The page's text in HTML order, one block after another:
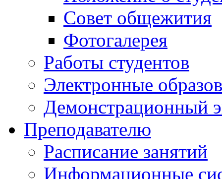
Совет общежития
Фотогалерея
Работы студентов
Электронные
Демонстрационный
Преподавателю
Расписание занятий
Информационные